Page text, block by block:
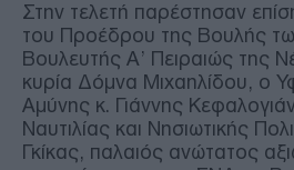
Στην τελετή παρέστησαν
του Προέδρου της Βουλής
Βουλευτής Α’ Πειραιώς της
κυρία Δόμνα Μιχαηλίδου, ο
Αμύνης κ. Γιάννης
Ναυτιλίας και Νησιωτικής
Γκίκας, παλαιός ανώτατος